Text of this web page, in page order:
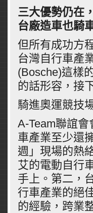
三大優勢仍在
台廠造車也騎
但所有成功方
台灣自行車產
(Bosche)這樣
的話形容，接
騎進奧運競技
A-Team聯誼
車產業至少還
週」現場的熱
艾的電動自行
手上。第二，
行車產業的絕
的經驗，跨業